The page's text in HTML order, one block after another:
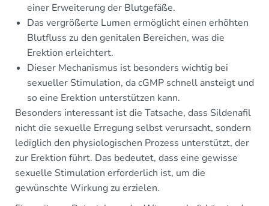
einer Erweiterung der Blutgefäße.
Das vergrößerte Lumen ermöglicht einen erhöhten
Blutfluss zu den genitalen Bereichen, was die
Erektion erleichtert.
Dieser Mechanismus ist besonders wichtig bei
sexueller Stimulation, da cGMP schnell ansteigt und
so eine Erektion unterstützen kann.
Besonders interessant ist die Tatsache, dass Sildenafil
nicht die sexuelle Erregung selbst verursacht, sondern
lediglich den physiologischen Prozess unterstützt, der
zur Erektion führt. Das bedeutet, dass eine gewisse
sexuelle Stimulation erforderlich ist, um die
gewünschte Wirkung zu erzielen.